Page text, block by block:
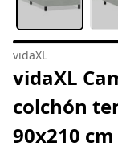
vidaXL
vidaXL
colchón
90x210 cm